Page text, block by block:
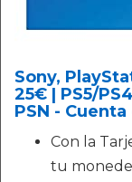
Sony,
25€ | PS5/
PSN -
Con la
tu